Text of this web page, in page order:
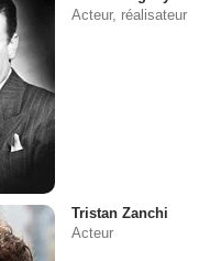
Acteur, réalisateur
Tristan Zanchi
Acteur